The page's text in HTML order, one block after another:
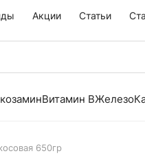
Акции Статьи
Витамин BЖелезо
650гр